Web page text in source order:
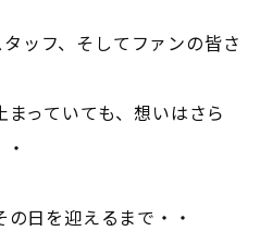
ッフ、そしてファンの皆さ
っていても、想いはさら
日を迎えるまで・・